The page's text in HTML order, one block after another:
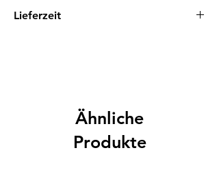
Lieferzeit
Ähnliche
Produkte